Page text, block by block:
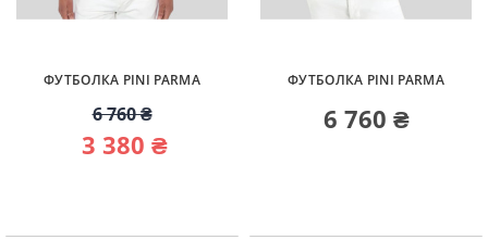
ФУТБОЛКА PINI PARMA
6 760 ₴
3 380 ₴
ФУТБОЛКА PINI PARMA
6 760 ₴